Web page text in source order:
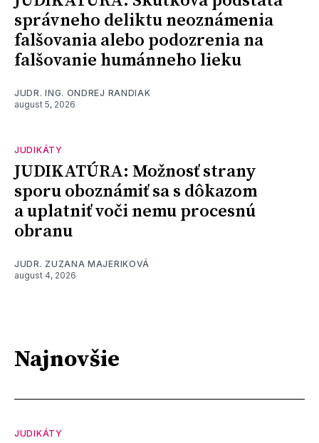
správneho deliktu neoznámenia
falšovania alebo podozrenia na
falšovanie humánneho lieku
JUDR. ING. ONDREJ RANDIAK
august 5, 2026
JUDIKÁTY
JUDIKATÚRA: Možnosť strany
sporu oboznámiť sa s dôkazom
a uplatniť voči nemu procesnú
obranu
JUDR. ZUZANA MAJERIKOVÁ
august 4, 2026
Najnovšie
JUDIKÁTY